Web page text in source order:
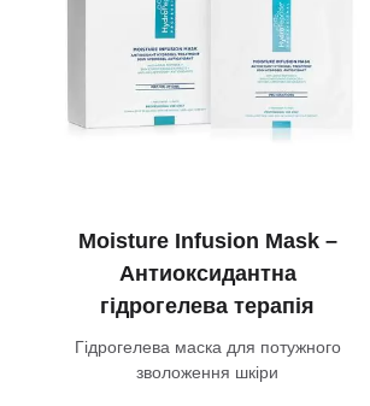
Moisture Infusion Mask –
Антиоксидантна
гідрогелева терапія
Гідрогелева маска для потужного
зволоження шкіри